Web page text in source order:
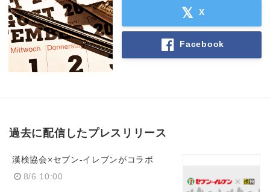
X
Facebook
過去に配信したプレスリリース
漢検協会×セブン‐イレブンがコラボ
8/6 10:00